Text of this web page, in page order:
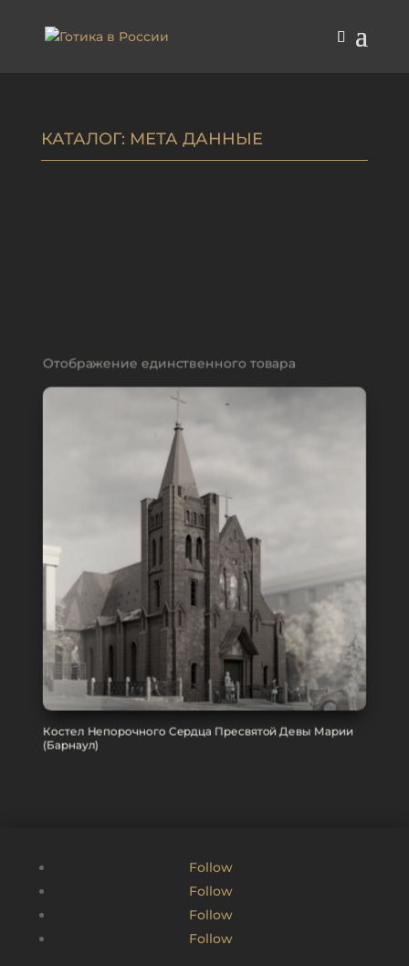
КАТАЛОГ: МЕТА ДАННЫЕ
Отображение единственного товара
Костел Непорочного Сердца Пресвятой Девы Марии
(Барнаул)
Follow
Follow
Follow
Follow